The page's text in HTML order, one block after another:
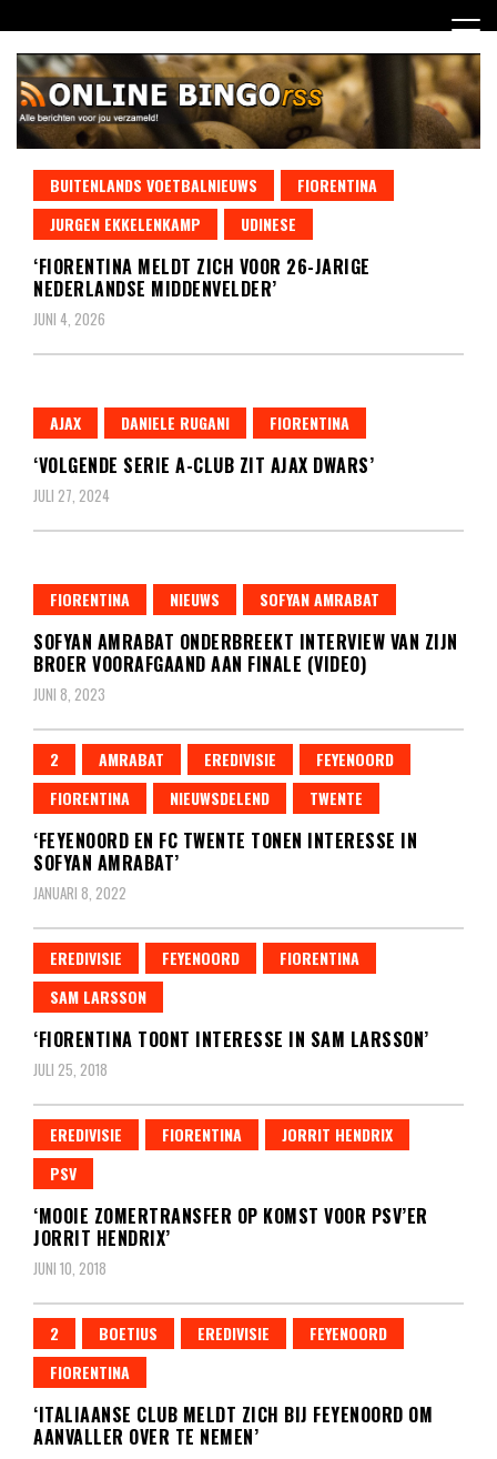
naar
inhoud
Online Bingo RSS
Dagelijks het laatste nieuws rondom online bingo voor jou
verzameld
BUITENLANDS VOETBALNIEUWS
FIORENTINA
JURGEN EKKELENKAMP
UDINESE
‘FIORENTINA MELDT ZICH VOOR 26-JARIGE
NEDERLANDSE MIDDENVELDER’
JUNI 4, 2026
AJAX DANIELE RUGANI FIORENTINA
‘VOLGENDE SERIE A-CLUB ZIT AJAX DWARS’
JULI 27, 2024
FIORENTINA NIEUWS SOFYAN AMRABAT
SOFYAN AMRABAT ONDERBREEKT INTERVIEW VAN ZIJN
BROER VOORAFGAAND AAN FINALE (VIDEO)
JUNI 8, 2023
2 AMRABAT EREDIVISIE
FEYENOORD
FIORENTINA
NIEUWSDELEND TWENTE
‘FEYENOORD EN FC TWENTE TONEN INTERESSE IN
SOFYAN AMRABAT’
JANUARI 8, 2022
EREDIVISIE FEYENOORD
FIORENTINA
SAM LARSSON
‘FIORENTINA TOONT INTERESSE IN SAM LARSSON’
JULI 25, 2018
EREDIVISIE FIORENTINA
JORRIT HENDRIX
PSV
‘MOOIE ZOMERTRANSFER OP KOMST VOOR PSV’ER
JORRIT HENDRIX’
JUNI 10, 2018
2 BOETIUS EREDIVISIE
FEYENOORD
FIORENTINA
‘ITALIAANSE CLUB MELDT ZICH BIJ FEYENOORD OM
AANVALLER OVER TE NEMEN’